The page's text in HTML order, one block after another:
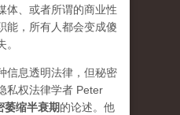
体、或者所谓的商业性
能，所有人都会变成傻
信息透明法律，但秘密
私权法律学者 Peter
萎缩半衰期的论述。他